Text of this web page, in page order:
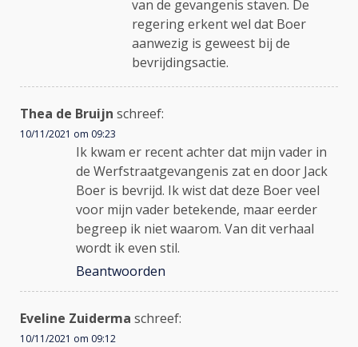
van de gevangenis staven. De
regering erkent wel dat Boer
aanwezig is geweest bij de
bevrijdingsactie.
Thea de Bruijn schreef:
10/11/2021 om 09:23
Ik kwam er recent achter dat mijn vader in
de Werfstraatgevangenis zat en door Jack
Boer is bevrijd. Ik wist dat deze Boer veel
voor mijn vader betekende, maar eerder
begreep ik niet waarom. Van dit verhaal
wordt ik even stil.
Beantwoorden
Eveline Zuiderma schreef:
10/11/2021 om 09:12